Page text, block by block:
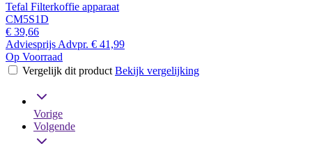
Tefal Filterkoffie apparaat
CM5S1D
€ 39,66
Adviesprijs Advpr. € 41,99
Op Voorraad
Vergelijk dit product Bekijk vergelijking
Vorige
Volgende